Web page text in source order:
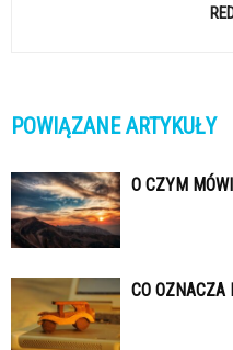
POWIĄZANE ARTYKUŁY
O CZYM
CO OZNACZA